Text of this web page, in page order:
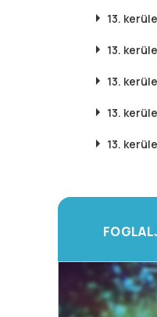
13.
13.
13.
13.
13.